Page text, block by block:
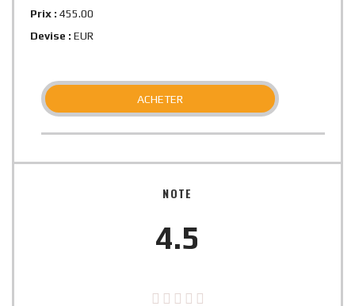
Prix : 455.00
Devise : EUR
ACHETER
NOTE
4.5